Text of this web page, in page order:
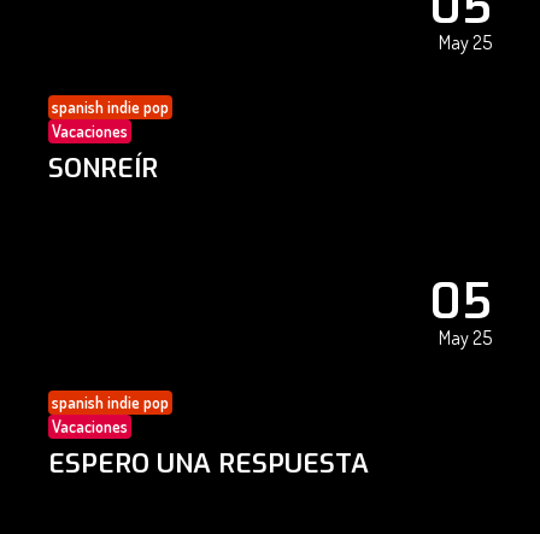
May 25
spanish indie pop
Vacaciones
SONREÍR
05
May 25
spanish indie pop
Vacaciones
ESPERO UNA RESPUESTA